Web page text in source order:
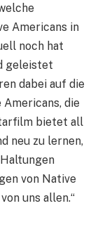
Americans in
noch hat
geleistet
dabei auf die
die
bietet all
neu zu lernen,
von Native
uns allen.“